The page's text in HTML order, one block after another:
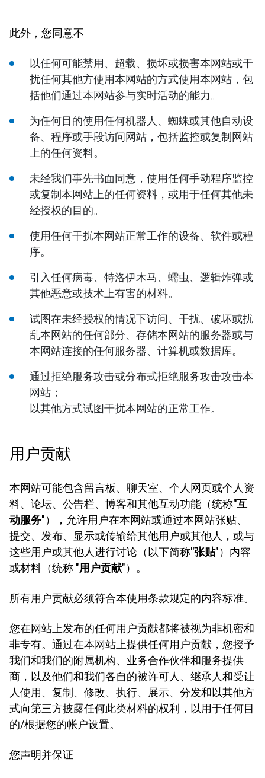
此外，您同意不
以任何可能禁用、超载、损坏或损害本网站或干
扰任何其他方使用本网站的方式使用本网站，包
括他们通过本网站参与实时活动的能力。
为任何目的使用任何机器人、蜘蛛或其他自动设
备、程序或手段访问网站，包括监控或复制网站
上的任何资料。
未经我们事先书面同意，使用任何手动程序监控
或复制本网站上的任何资料，或用于任何其他未
经授权的目的。
使用任何干扰本网站正常工作的设备、软件或程
序。
引入任何病毒、特洛伊木马、蠕虫、逻辑炸弹或
其他恶意或技术上有害的材料。
试图在未经授权的情况下访问、干扰、破坏或扰
乱本网站的任何部分、存储本网站的服务器或与
本网站连接的任何服务器、计算机或数据库。
通过拒绝服务攻击或分布式拒绝服务攻击攻击本
网站；
以其他方式试图干扰本网站的正常工作。
用户贡献
本网站可能包含留言板、聊天室、个人网页或个人资
料、论坛、公告栏、博客和其他互动功能（统称"互
动服务"），允许用户在本网站或通过本网站张贴、
提交、发布、显示或传输给其他用户或其他人，或与
这些用户或其他人进行讨论（以下简称"张贴"）内容
或材料（统称 "用户贡献"）。
所有用户贡献必须符合本使用条款规定的内容标准。
您在网站上发布的任何用户贡献都将被视为非机密和
非专有。通过在本网站上提供任何用户贡献，您授予
我们和我们的附属机构、业务合作伙伴和服务提供
商，以及他们和我们各自的被许可人、继承人和受让
人使用、复制、修改、执行、展示、分发和以其他方
式向第三方披露任何此类材料的权利，以用于任何目
的/根据您的帐户设置。
您声明并保证